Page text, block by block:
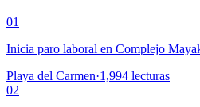
01
Inicia paro laboral en Complejo
Playa del Carmen·1,994 lecturas
02